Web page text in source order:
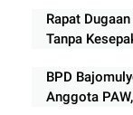
Rapat
Tanpa
BPD
Anggota